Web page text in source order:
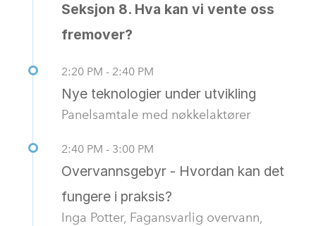
Seksjon 8. Hva kan vi vente oss
fremover?
2:20 PM - 2:40 PM
Nye teknologier under utvikling
Panelsamtale med nøkkelaktører
2:40 PM - 3:00 PM
Overvannsgebyr - Hvordan kan det
fungere i praksis?
Inga Potter, Fagansvarlig overvann,